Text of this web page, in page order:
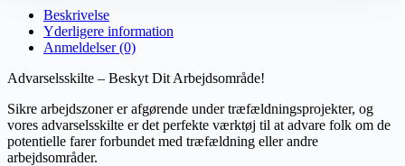
Beskrivelse
Yderligere information
Anmeldelser (0)
Advarselsskilte – Beskyt Dit Arbejdsområde!
Sikre arbejdszoner er afgørende under træfældningsprojekter, og
vores advarselsskilte er det perfekte værktøj til at advare folk om de
potentielle farer forbundet med træfældning eller andre
arbejdsområder.